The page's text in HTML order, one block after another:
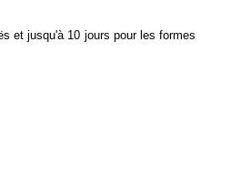
et jusqu'à 10 jours pour les formes